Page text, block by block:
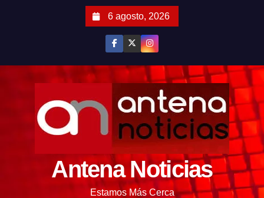
6 agosto, 2026
Antena Noticias
Estamos Más Cerca